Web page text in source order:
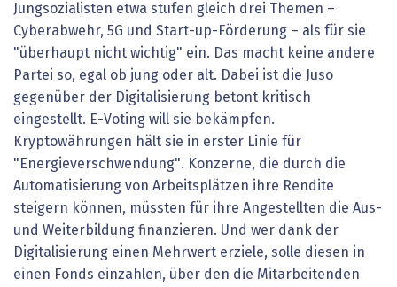
Jungsozialisten etwa stufen gleich drei Themen –
Cyberabwehr, 5G und Start-up-Förderung – als für sie
"überhaupt nicht wichtig" ein. Das macht keine andere
Partei so, egal ob jung oder alt. Dabei ist die Juso
gegenüber der Digitalisierung betont kritisch
eingestellt. E-Voting will sie bekämpfen.
Kryptowährungen hält sie in erster Linie für
"Energieverschwendung". Konzerne, die durch die
Automatisierung von Arbeitsplätzen ihre Rendite
steigern können, müssten für ihre Angestellten die Aus-
und Weiterbildung finanzieren. Und wer dank der
Digitalisierung einen Mehrwert erziele, solle diesen in
einen Fonds einzahlen, über den die Mitarbeitenden